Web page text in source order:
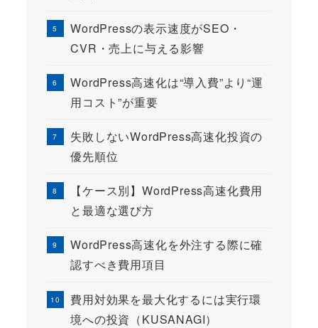
WordPressの表示速度がSEO・
CVR・売上に与える影響
WordPress高速化は“導入費”より“運
用コスト”が重要
失敗しないWordPress高速化投資の
優先順位
【ケース別】WordPress高速化費用
と最適な選び方
WordPress高速化を外注する際に確
認すべき費用項目
費用対効果を最大化するには実行環
境への投資（KUSANAGI）